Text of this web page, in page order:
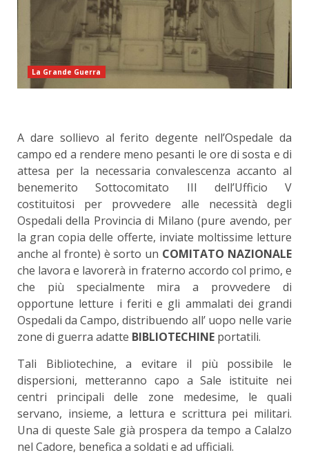
La Grande Guerra
A dare sollievo al ferito degente nell’Ospedale da
campo ed a rendere meno pesanti le ore di sosta e di
attesa per la necessaria convalescenza accanto al
benemerito Sottocomitato III dell’Ufficio V
costituitosi per provvedere alle necessità degli
Ospedali della Provincia di Milano (pure avendo, per
la gran copia delle offerte, inviate moltissime letture
anche al fronte) è sorto un COMITATO NAZIONALE
che lavora e lavorerà in fraterno accordo col primo, e
che più specialmente mira a provvedere di
opportune letture i feriti e gli ammalati dei grandi
Ospedali da Campo, distribuendo all’ uopo nelle varie
zone di guerra adatte BIBLIOTECHINE portatili.
Tali Bibliotechine, a evitare il più possibile le
dispersioni, metteranno capo a Sale istituite nei
centri principali delle zone medesime, le quali
servano, insieme, a lettura e scrittura pei militari.
Una di queste Sale già prospera da tempo a Calalzo
nel Cadore, benefica a soldati e ad ufficiali.